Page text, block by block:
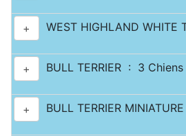
+ WEST HIGHLAND WHITE
+ BULL TERRIER : 3 Chiens
+ BULL TERRIER